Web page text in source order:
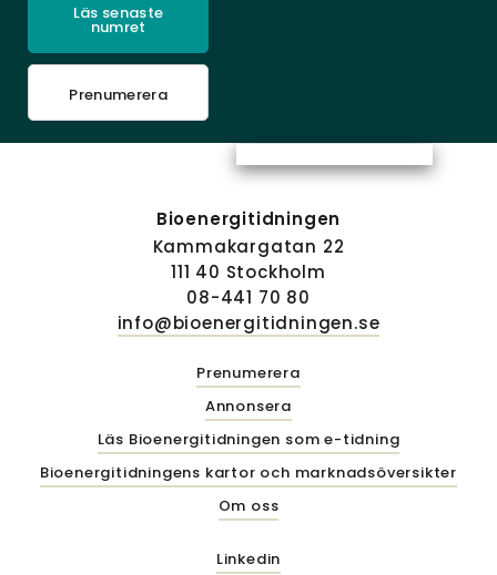
Läs senaste
numret
Prenumerera
Bioenergitidningen
Kammakargatan 22
111 40 Stockholm
08-441 70 80
info@bioenergitidningen.se
Prenumerera
Annonsera
Läs Bioenergitidningen som e-tidning
Bioenergitidningens kartor och marknadsöversikter
Om oss
Linkedin